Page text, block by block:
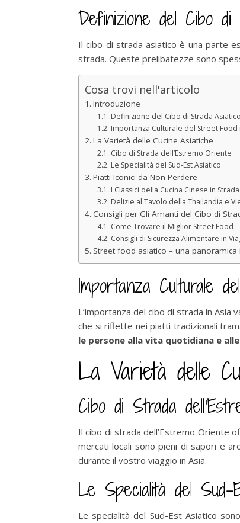
Definizione del Cibo
Il cibo di strada asiatico è una parte
strada. Queste prelibatezze sono
Cosa trovi nell'articolo
Introduzione
Definizione del Cibo di Strada Asiatico
Importanza Culturale del Street Food
La Varietà delle Cucine Asiatiche
Cibo di Strada dell’Estremo Oriente
Le Specialità del Sud-Est Asiatico
Piatti Iconici da Non Perdere
I Classici della Cucina Cinese in Strada
Delizie al Tavolo della Thailandia e
Consigli per Gli Amanti del Cibo di
Come Trovare il Miglior Street Food
Consigli di Sicurezza Alimentare in
Street food asiatico – una
Importanza Culturale
L’importanza del cibo di strada in Asia
che si riflette nei piatti tradizionali
le persone alla vita quotidiana e
La Varietà delle
Cibo di Strada
Il cibo di strada dell’Estremo Oriente
mercati locali sono pieni di sapori e
durante il vostro viaggio in Asia.
Le Specialità del Sud-
Le specialità del Sud-Est Asiatico